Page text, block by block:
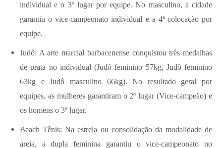
individual e o 3º lugar por equipe. No masculino, a cidade
garantiu o vice-campeonato individual e a 4ª colocação por
equipe.
Judô: A arte marcial barbacenense conquistou três medalhas
de prata no individual (Judô feminino 57kg, Judô feminino
63kg e Judô masculino 66kg). No resultado geral por
equipes, as mulheres garantiram o 2º lugar (Vice-campeão) e
os homens o 3º lugar.
Beach Tênis: Na estreia ou consolidação da modalidade de
areia, a dupla feminina garantiu o vice-campeonato no